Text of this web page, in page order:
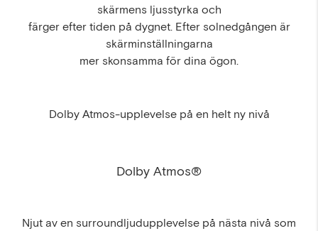
skärmens ljusstyrka och
färger efter tiden på dygnet. Efter solnedgången är
skärminställningarna
mer skonsamma för dina ögon.
Dolby Atmos-upplevelse på en helt ny nivå
Dolby Atmos®
Njut av en surroundljudupplevelse på nästa nivå som